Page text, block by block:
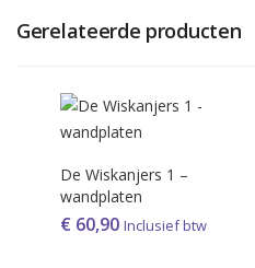
Gerelateerde producten
De Wiskanjers 1 –
wandplaten
€ 60,90 Inclusief btw